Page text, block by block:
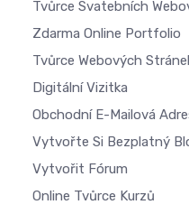
Tvůrce Svatebních
Zdarma Online Portfolio
Tvůrce Webových
Digitální Vizitka
Obchodní E-Mailová
Vytvořte Si Bezplatný
Vytvořit Fórum
Online Tvůrce Kurzů